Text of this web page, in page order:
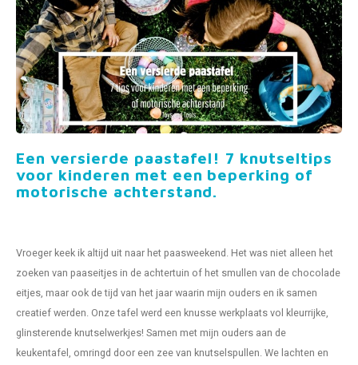
Fidget Toys
Party Gifts
Gift Inspiration
Timers
Sleep
Free Printables
Een versierde paastafel! 7 knutseltips
voor kinderen met een beperking of
motorische achterstand.
Vroeger keek ik altijd uit naar het paasweekend. Het was niet alleen het
zoeken van paaseitjes in de achtertuin of het smullen van de chocolade
eitjes, maar ook de tijd van het jaar waarin mijn ouders en ik samen
creatief werden. Onze tafel werd een knusse werkplaats vol kleurrijke,
glinsterende knutselwerkjes! Samen met mijn ouders aan de
keukentafel, omringd door een zee van knutselspullen. We lachten en